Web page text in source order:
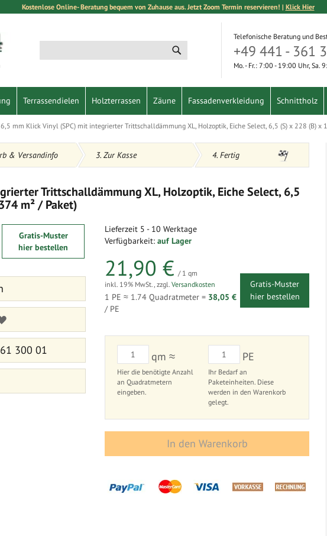
Kostenlose Online- Beratung bequem von Zuhause aus. Jetzt Zoom Termin reservieren! | Klick Hier
Suche
Telefonische Beratung und
+49 441 - 361
Mo. - Fr.: 7:00 - 19:00 Uhr, Sa.
Terrassendielen Holzterrassen Zäune Fassadenverkleidung Schnittholz
6,5 mm Klick Vinyl (SPC) mit integrierter Trittschalldämmung XL, Holzoptik, Eiche Select, 6,5 (S) x 228 (B) x
& Versandinfo 3. Zur Kasse 4. Fertig
Trittschalldämmung XL, Holzoptik, Eiche Select, 6,5
m² / Paket)
Lieferzeit 5 - 10 Werktage
Verfügbarkeit: auf Lager
21,90 € / 1 qm
inkl. 19% MwSt.,zzgl.Versandkosten
1 PE ≈ 1.74 Quadratmeter = 38,05 €
/ PE
Gratis-Muster
hier bestellen
qm ≈
Hier die benötigte Anzahl
an Quadratmetern
eingeben.
PE
Ihr Bedarf an
Paketeinheiten. Diese
werden in den Warenkorb
gelegt.
In den Warenkorb
Gratis-Muster
hier bestellen
300 01